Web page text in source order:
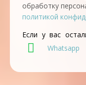
обработку
политикой
Если у вас
Whatsapp